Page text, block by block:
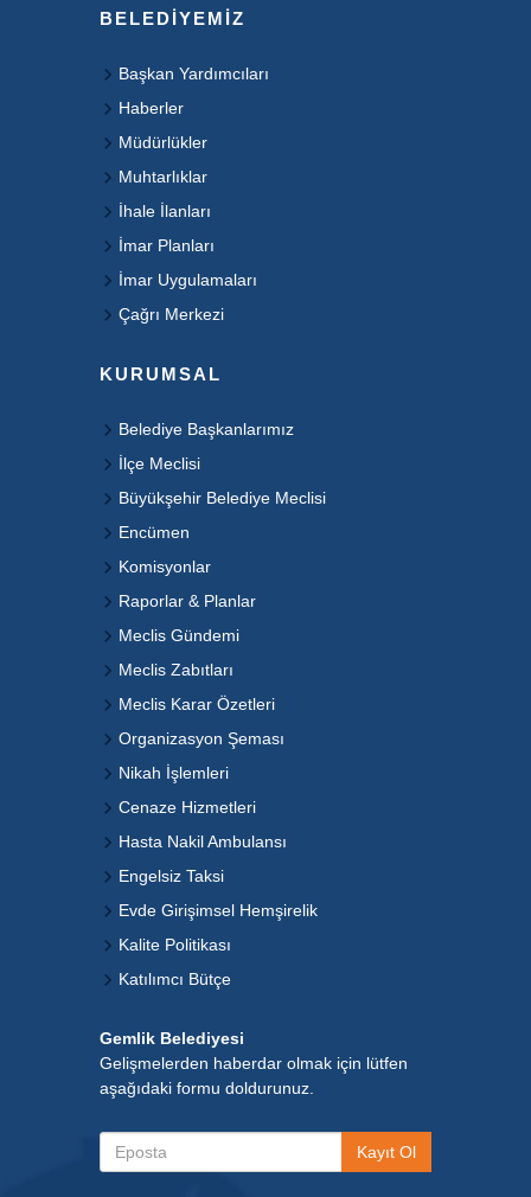
BELEDIYEMIZ
Başkan Yardımcıları
Haberler
Müdürlükler
Muhtarlıklar
İhale İlanları
İmar Planları
İmar Uygulamaları
Çağrı Merkezi
KURUMSAL
Belediye Başkanlarımız
İlçe Meclisi
Büyükşehir Belediye Meclisi
Encümen
Komisyonlar
Raporlar & Planlar
Meclis Gündemi
Meclis Zabıtları
Meclis Karar Özetleri
Organizasyon Şeması
Nikah İşlemleri
Cenaze Hizmetleri
Hasta Nakil Ambulansı
Engelsiz Taksi
Evde Girişimsel Hemşirelik
Kalite Politikası
Katılımcı Bütçe
Gemlik Belediyesi
Gelişmelerden haberdar olmak için lütfen
aşağıdaki formu doldurunuz.